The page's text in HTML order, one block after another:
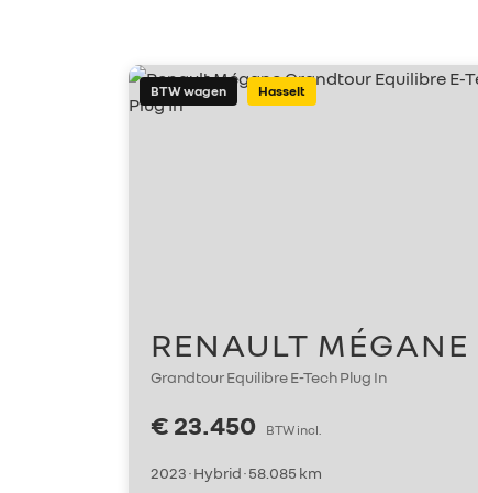
BTW wagen Hasselt
RENAULT MÉGANE
Grandtour Equilibre E-Tech Plug In
€ 23.450 BTW incl.
2023 · Hybrid · 58.085 km